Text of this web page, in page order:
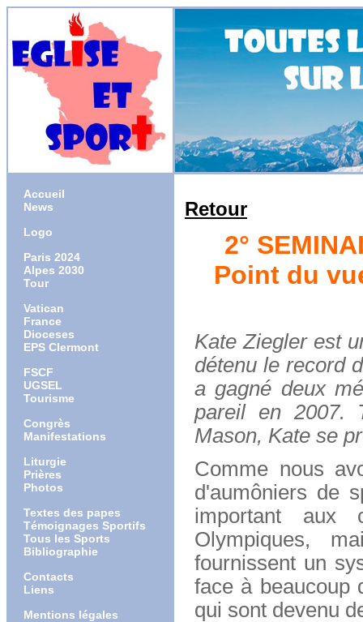
Accueil
News
Logo
Paris 2024
Alpes 2030
Tour
Vatican
France
Dioceses
EPS Clermont
FSCF
UGSEL
Tourisme
Congrès
Manifestations
Liturgie
Prières
Photos
Textes des papes
Témoignages Sportifs
Tous les Sports
Bibliographie
Contacts
Liens
Mentions légales
Retour
2°
Point du
Kate Ziegler est
détenu le record
a gagné deux
pareil en 2007.
Mason, Kate se
Comme nous
d'aumôniers de
important aux
Olympiques,
fournissent un
face à
qui sont devenu